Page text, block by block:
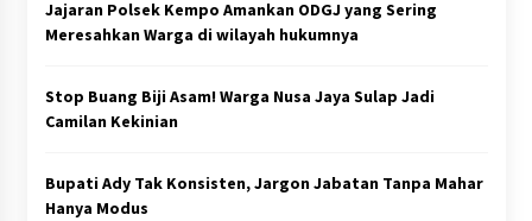
Jajaran Polsek Kempo Amankan ODGJ yang Sering
Meresahkan Warga di wilayah hukumnya
Stop Buang Biji Asam! Warga Nusa Jaya Sulap Jadi
Camilan Kekinian
Bupati Ady Tak Konsisten, Jargon Jabatan Tanpa Mahar
Hanya Modus